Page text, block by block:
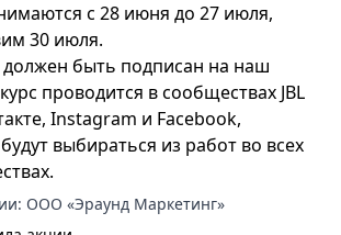
с 28 июня до 27 июля,
30 июля.
быть подписан на наш
проводится в сообществах JBL
Instagram и Facebook,
выбираться из работ во всех
ООО «Эраунд Маркетинг»